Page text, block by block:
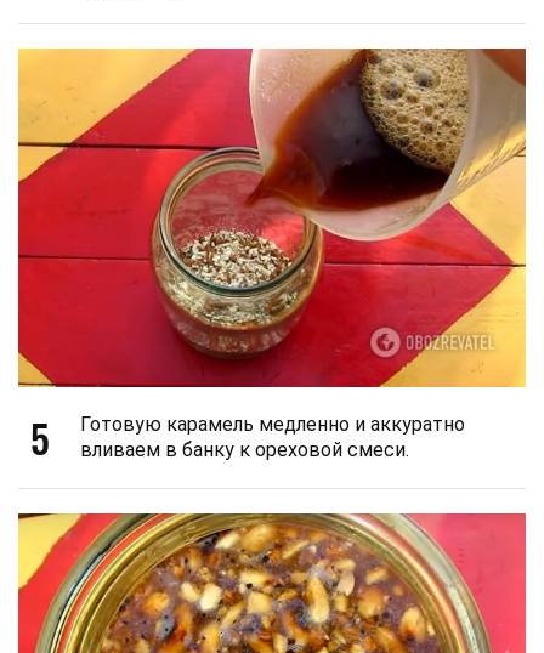
5
Готовую карамель медленно и аккуратно
вливаем в банку к ореховой смеси.